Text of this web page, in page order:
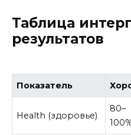
Таблица
результатов
Показатель
Health (здоровье)
80–